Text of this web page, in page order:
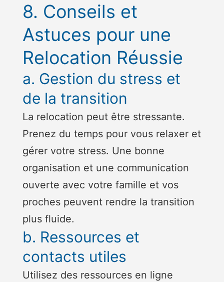
8. Conseils et
Astuces pour une
Relocation Réussie
a. Gestion du stress et
de la transition
La relocation peut être stressante.
Prenez du temps pour vous relaxer et
gérer votre stress. Une bonne
organisation et une communication
ouverte avec votre famille et vos
proches peuvent rendre la transition
plus fluide.
b. Ressources et
contacts utiles
Utilisez des ressources en ligne